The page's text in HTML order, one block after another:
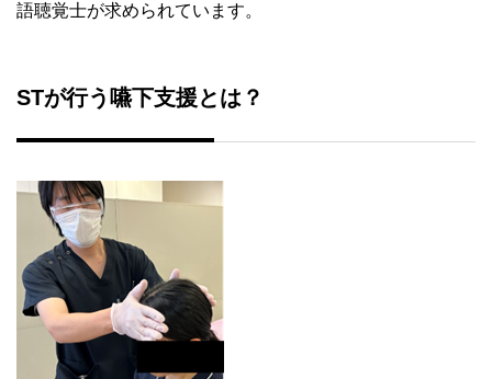
語聴覚士が求められています。
STが行う嚥下支援とは？